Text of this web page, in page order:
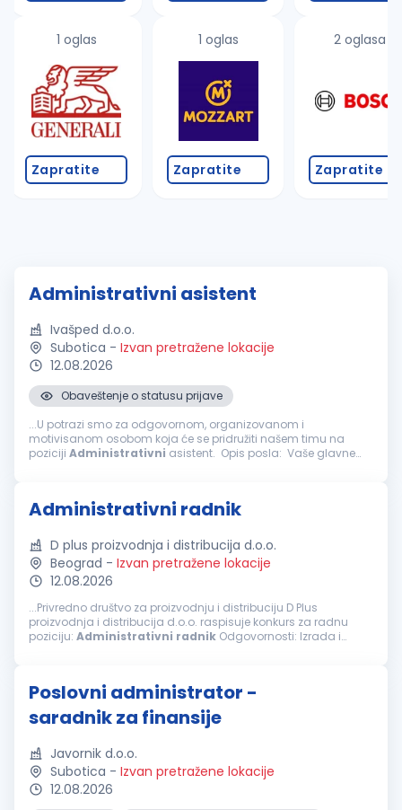
1 oglas
Zapratite
1 oglas
Zapratite
2 oglasa
Zapratite
Administrativni asistent
Ivašped d.o.o.
Subotica - Izvan pretražene lokacije
12.08.2026
Obaveštenje o statusu prijave
...U potrazi smo za odgovornom, organizovanom i
motivisanom osobom koja će se pridružiti našem timu na
poziciji Administrativni asistent. Opis posla: Vaše glavne
Administrativni radnik
D plus proizvodnja i distribucija d.o.o.
Beograd - Izvan pretražene lokacije
12.08.2026
...Privredno društvo za proizvodnju i distribuciju D Plus
proizvodnja i distribucija d.o.o. raspisuje konkurs za radnu
poziciju: Administrativni radnik Odgovornosti: Izrada i
Poslovni administrator -
saradnik za finansije
Javornik d.o.o.
Subotica - Izvan pretražene lokacije
12.08.2026